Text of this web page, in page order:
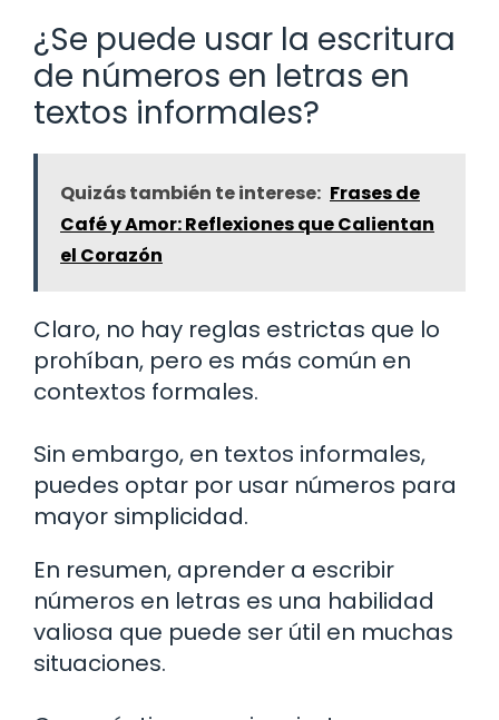
¿Se puede usar la escritura
de números en letras en
textos informales?
Quizás también te interese: Frases de
Café y Amor: Reflexiones que Calientan
el Corazón
Claro, no hay reglas estrictas que lo
prohíban, pero es más común en
contextos formales.
Sin embargo, en textos informales,
puedes optar por usar números para
mayor simplicidad.
En resumen, aprender a escribir
números en letras es una habilidad
valiosa que puede ser útil en muchas
situaciones.